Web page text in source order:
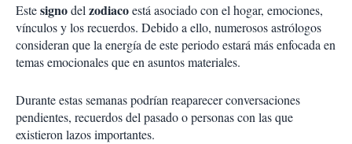
Estesignodelzodiacoestá asociado con el hogar, emociones,
vínculos y los recuerdos. Debido a ello, numerosos astrólogos
consideran que la energía de este periodo estará más enfocada en
temas emocionales que en asuntos materiales.
Durante estas semanas podrían reaparecer conversaciones
pendientes, recuerdos del pasado o personas con las que
existieron lazos importantes.